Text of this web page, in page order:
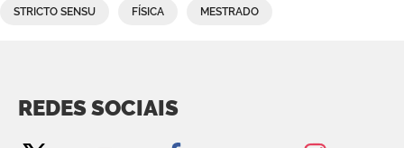
STRICTO SENSU FÍSICA MESTRADO
REDES SOCIAIS